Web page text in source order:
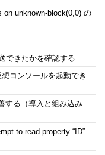
unknown-block(0,0) の
できたかを確認する
コンソールを起動でき
する（導入と組み込み
to read property “ID”